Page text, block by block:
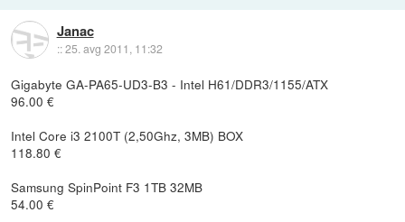
Janac
::25. avg 2011, 11:32
Gigabyte GA-PA65-UD3-B3 - Intel H61/DDR3/1155/ATX
96.00 €
Intel Core i3 2100T (2,50Ghz, 3MB) BOX
118.80 €
Samsung SpinPoint F3 1TB 32MB
54.00 €